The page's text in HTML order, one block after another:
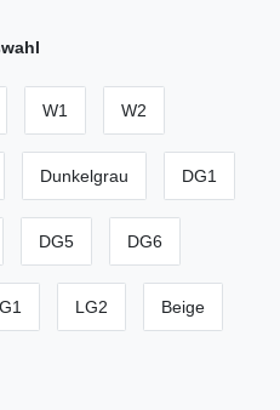
W1 W2
Dunkelgrau DG1
DG5 DG6
LG2 Beige